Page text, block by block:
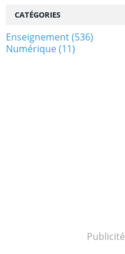
CATÉGORIES
Enseignement(536)
Numérique(11)
Publicité